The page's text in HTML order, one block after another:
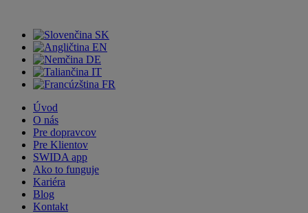
SK
EN
DE
IT
FR
Úvod
O nás
Pre dopravcov
Pre Klientov
SWIDA app
Ako to funguje
Kariéra
Blog
Kontakt